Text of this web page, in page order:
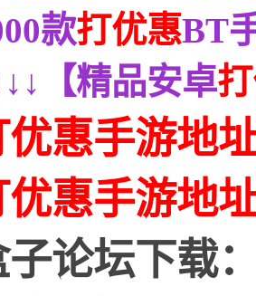
款打优惠BT
【精品安卓
优惠手游地
优惠手游地
子论坛下载